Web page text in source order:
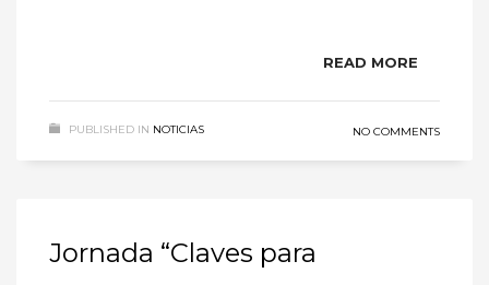
READ MORE
PUBLISHED IN NOTICIAS NO COMMENTS
Jornada “Claves para